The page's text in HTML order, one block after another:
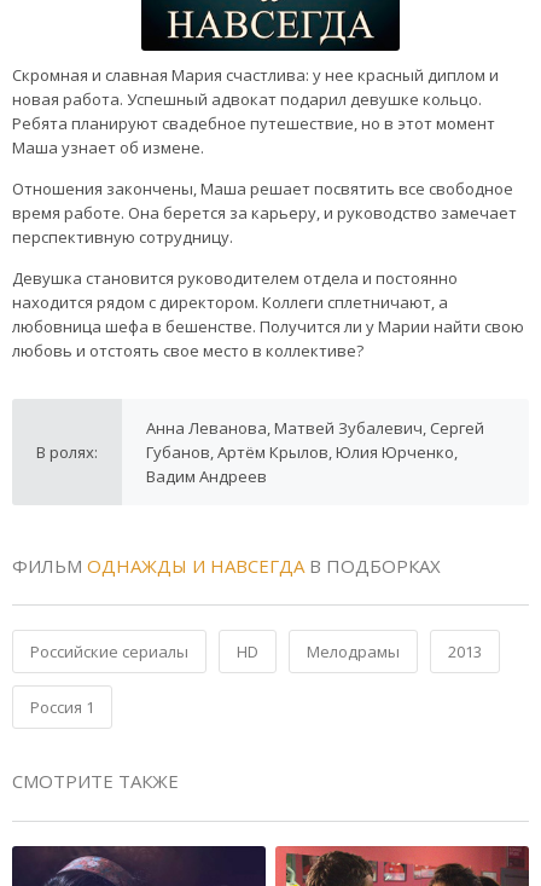
Скромная и славная Мария счастлива: у нее красный диплом и
новая работа. Успешный адвокат подарил девушке кольцо.
Ребята планируют свадебное путешествие, но в этот момент
Маша узнает об измене.
Отношения закончены, Маша решает посвятить все свободное
время работе. Она берется за карьеру, и руководство замечает
перспективную сотрудницу.
Девушка становится руководителем отдела и постоянно
находится рядом с директором. Коллеги сплетничают, а
любовница шефа в бешенстве. Получится ли у Марии найти свою
любовь и отстоять свое место в коллективе?
В ролях:
Анна Леванова, Матвей Зубалевич, Сергей
Губанов, Артём Крылов, Юлия Юрченко,
Вадим Андреев
ФИЛЬМ ОДНАЖДЫ И НАВСЕГДАВ ПОДБОРКАХ
Российские сериалы HD Мелодрамы 2013
Россия 1
СМОТРИТЕ ТАКЖЕ